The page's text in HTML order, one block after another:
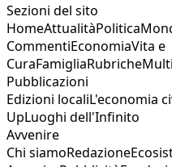
Sezioni del sito
HomeAttualitàPolitica
CommentiEconomiaVita e
CuraFamigliaRubriche
Pubblicazioni
Edizioni localiL'economia
UpLuoghi dell'Infinito
Avvenire
Chi siamoRedazione